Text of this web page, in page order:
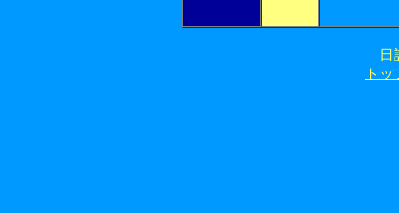
日
ト